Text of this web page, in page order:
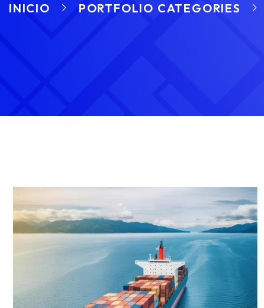
INICIO PORTFOLIO CATEGORIES